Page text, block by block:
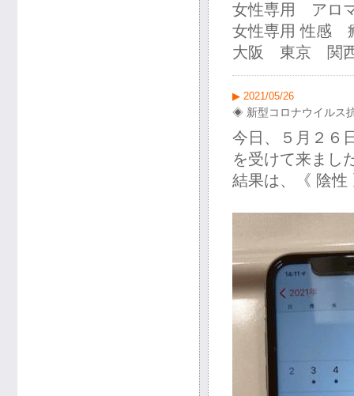
女性専用 アロ
女性専用 性感
大阪 東京 関
▶ 2021/05/26
◈ 新型コロナウイルス
今日、５月２６
を受けて来まし
結果は、《 陰性